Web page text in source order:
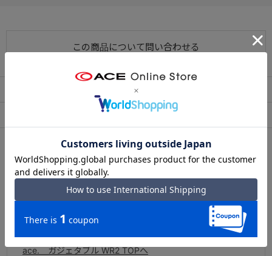
この商品について問い合わせる
お買い物ガイド
シリーズについて
ace.GENE /「ガジェタブル WR2」
ベストセラーのガジェタブルWRシリーズを、ユーザーの意
コーティングファスナーを使用して、より雨に強いシリー
ズに進化しました。好評なEXP型もラインナップに追加。
ace. ガジェタブル WR2 TOPへ